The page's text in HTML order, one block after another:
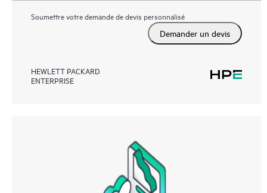
Soumettre votre demande de devis personnalisé
Demander un devis
HEWLETT PACKARD
ENTERPRISE